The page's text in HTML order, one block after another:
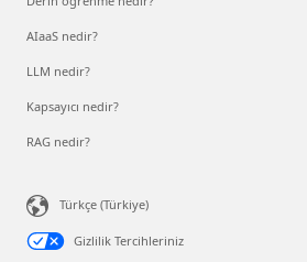
AIaaS nedir?
LLM nedir?
Kapsayıcı nedir?
RAG nedir?
Türkçe (Türkiye)
Gizlilik Tercihleriniz